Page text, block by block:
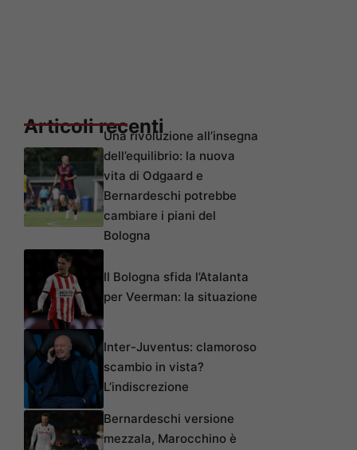
Articoli recentiUna rivoluzione all’insegna
dell’equilibrio: la nuova
vita di Odgaard e
Bernardeschi potrebbe
cambiare i piani del
Bologna
Il Bologna sfida l’Atalanta
per Veerman: la situazione
Inter-Juventus: clamoroso
scambio in vista?
L’indiscrezione
Bernardeschi versione
mezzala, Marocchino è